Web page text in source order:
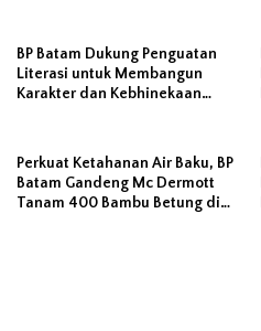
BP Batam Dukung Penguatan
Literasi untuk Membangun
Karakter dan Kebhinekaan
Perkuat Ketahanan Air Baku, BP
Batam Gandeng Mc Dermott
Tanam 400 Bambu Betung di